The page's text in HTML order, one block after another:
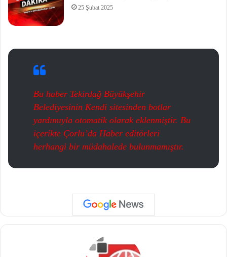
25 Şubat 2025
Bu haber Tekirdağ Büyükşehir
Belediyesinin Kendi sitesinden botlar
yardımıyla otomatik olarak eklenmiştir. Bu
içerikte Çorlu’da Haber editörleri
herhangi bir müdahalede bulunmamıştır.